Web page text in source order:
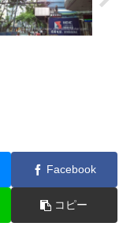
Facebook
コピー